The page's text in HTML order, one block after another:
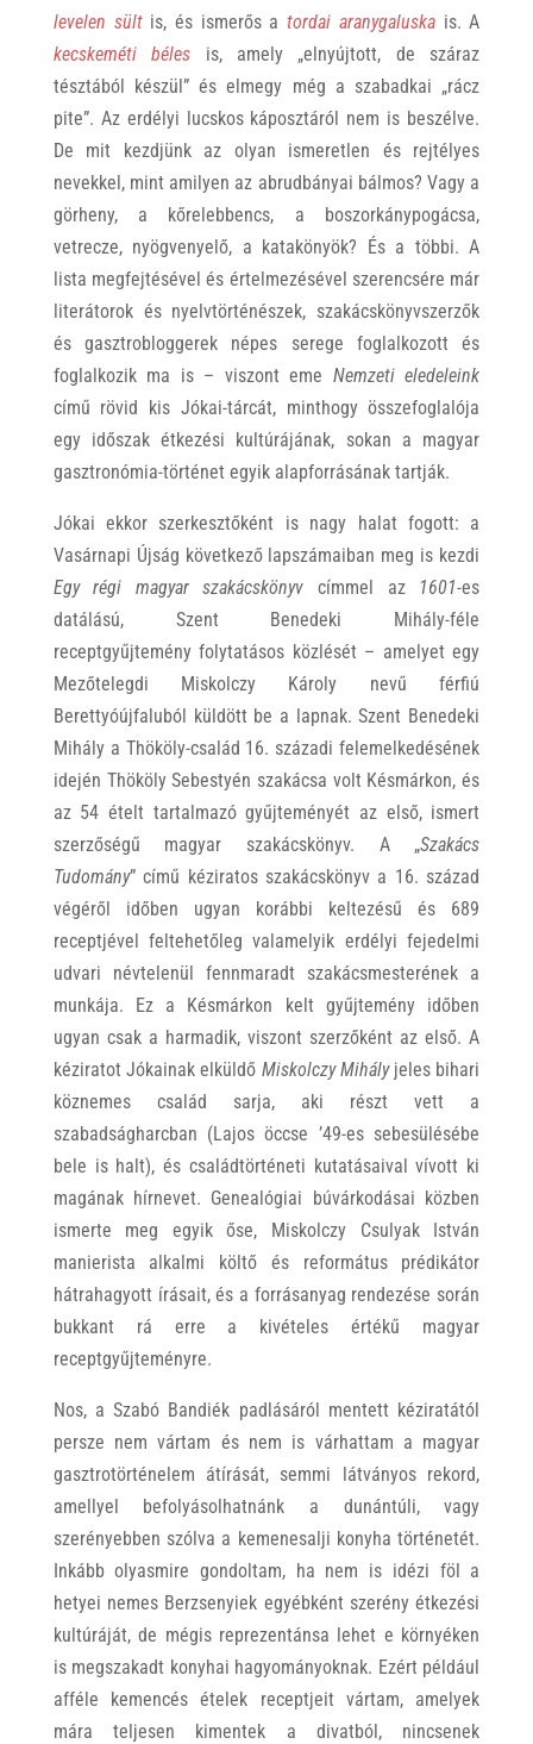
levelen sültis, és ismerős atordai aranygaluskais. A
kecskeméti béles is, amely „elnyújtott, de száraz
tésztából készül” és elmegy még a szabadkai „rácz
pite”. Az erdélyi lucskos káposztáról nem is beszélve.
De mit kezdjünk az olyan ismeretlen és rejtélyes
nevekkel, mint amilyen az abrudbányai bálmos? Vagy a
görheny, a kőrelebbencs, a boszorkánypogácsa,
vetrecze, nyögvenyelő, a katakönyök? És a többi. A
lista megfejtésével és értelmezésével szerencsére már
literátorok és nyelvtörténészek, szakácskönyvszerzők
és gasztrobloggerek népes serege foglalkozott és
foglalkozik ma is – viszont eme Nemzeti eledeleink
című rövid kis Jókai-tárcát, minthogy összefoglalója
egy időszak étkezési kultúrájának, sokan a magyar
gasztronómia-történet egyik alapforrásának tartják.
Jókai ekkor szerkesztőként is nagy halat fogott: a
Vasárnapi Újság következő lapszámaiban meg is kezdi
Egy régi magyar szakácskönyv címmel az 1601-es
datálású, Szent Benedeki Mihály-féle
receptgyűjtemény folytatásos közlését – amelyet egy
Mezőtelegdi Miskolczy Károly nevű férfiú
Berettyóújfaluból küldött be a lapnak. Szent Benedeki
Mihály a Thököly-család 16. századi felemelkedésének
idején Thököly Sebestyén szakácsa volt Késmárkon, és
az 54 ételt tartalmazó gyűjteményét az első, ismert
szerzőségű magyar szakácskönyv. A „Szakács
Tudomány” című kéziratos szakácskönyv a 16. század
végéről időben ugyan korábbi keltezésű és 689
receptjével feltehetőleg valamelyik erdélyi fejedelmi
udvari névtelenül fennmaradt szakácsmesterének a
munkája. Ez a Késmárkon kelt gyűjtemény időben
ugyan csak a harmadik, viszont szerzőként az első. A
kéziratot Jókainak elküldő Miskolczy Mihályjeles bihari
köznemes család sarja, aki részt vett a
szabadságharcban (Lajos öccse ’49-es sebesülésébe
bele is halt), és családtörténeti kutatásaival vívott ki
magának hírnevet. Genealógiai búvárkodásai közben
ismerte meg egyik őse, Miskolczy Csulyak István
manierista alkalmi költő és református prédikátor
hátrahagyott írásait, és a forrásanyag rendezése során
bukkant rá erre a kivételes értékű magyar
receptgyűjteményre.
Nos, a Szabó Bandiék padlásáról mentett kéziratától
persze nem vártam és nem is várhattam a magyar
gasztrotörténelem átírását, semmi látványos rekord,
amellyel befolyásolhatnánk a dunántúli, vagy
szerényebben szólva a kemenesalji konyha történetét.
Inkább olyasmire gondoltam, ha nem is idézi föl a
hetyei nemes Berzsenyiek egyébként szerény étkezési
kultúráját, de mégis reprezentánsa lehet e környéken
is megszakadt konyhai hagyományoknak. Ezért például
afféle kemencés ételek receptjeit vártam, amelyek
mára teljesen kimentek a divatból, nincsenek